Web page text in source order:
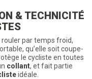
& TECHNICITÉ
par temps froid,
qu’elle soit coupe-
le cycliste en toutes
collant, et fait partie
idéale.